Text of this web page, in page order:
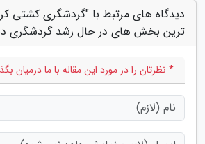
دیدگاه های مرتبط با "گردشگری کشتی
ترین بخش های در حال رشد گردشگری
* نظرتان را در مورد این مقاله با ما درمیان